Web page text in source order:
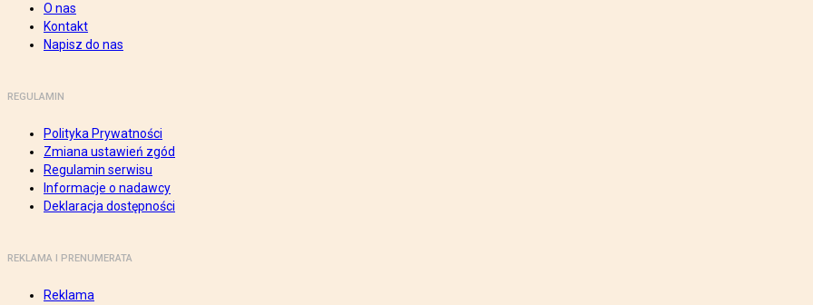
O nas
Kontakt
Napisz do nas
REGULAMIN
Polityka Prywatności
Zmiana ustawień zgód
Regulamin serwisu
Informacje o nadawcy
Deklaracja dostępności
REKLAMA I PRENUMERATA
Reklama